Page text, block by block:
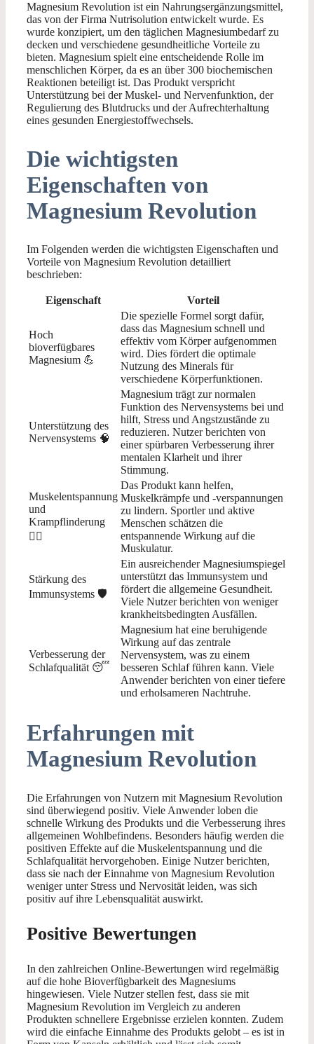
Magnesium Revolution ist ein Nahrungsergänzungsmittel,
das von der Firma Nutrisolution entwickelt wurde. Es
wurde konzipiert, um den täglichen Magnesiumbedarf zu
decken und verschiedene gesundheitliche Vorteile zu
bieten. Magnesium spielt eine entscheidende Rolle im
menschlichen Körper, da es an über 300 biochemischen
Reaktionen beteiligt ist. Das Produkt verspricht
Unterstützung bei der Muskel- und Nervenfunktion, der
Regulierung des Blutdrucks und der Aufrechterhaltung
eines gesunden Energiestoffwechsels.
Die wichtigsten
Eigenschaften von
Magnesium Revolution
Im Folgenden werden die wichtigsten Eigenschaften und
Vorteile von Magnesium Revolution detailliert
beschrieben:
Eigenschaft Vorteil
Hoch
bioverfügbares
Magnesium 💪
Die spezielle Formel sorgt dafür,
dass das Magnesium schnell und
effektiv vom Körper aufgenommen
wird. Dies fördert die optimale
Nutzung des Minerals für
verschiedene Körperfunktionen.
Unterstützung des
Nervensystems 🧠
Magnesium trägt zur normalen
Funktion des Nervensystems bei und
hilft, Stress und Angstzustände zu
reduzieren. Nutzer berichten von
einer spürbaren Verbesserung ihrer
mentalen Klarheit und ihrer
Stimmung.
Muskelentspannung
und
Krampflinderung
💆‍♂️
Das Produkt kann helfen,
Muskelkrämpfe und -verspannungen
zu lindern. Sportler und aktive
Menschen schätzen die
entspannende Wirkung auf die
Muskulatur.
Stärkung des
Immunsystems 🛡️
Ein ausreichender Magnesiumspiegel
unterstützt das Immunsystem und
fördert die allgemeine Gesundheit.
Viele Nutzer berichten von weniger
krankheitsbedingten Ausfällen.
Verbesserung der
Schlafqualität 😴
Magnesium hat eine beruhigende
Wirkung auf das zentrale
Nervensystem, was zu einem
besseren Schlaf führen kann. Viele
Anwender berichten von einer tiefere
und erholsameren Nachtruhe.
Erfahrungen mit
Magnesium Revolution
Die Erfahrungen von Nutzern mit Magnesium Revolution
sind überwiegend positiv. Viele Anwender loben die
schnelle Wirkung des Produkts und die Verbesserung ihres
allgemeinen Wohlbefindens. Besonders häufig werden die
positiven Effekte auf die Muskelentspannung und die
Schlafqualität hervorgehoben. Einige Nutzer berichten,
dass sie nach der Einnahme von Magnesium Revolution
weniger unter Stress und Nervosität leiden, was sich
positiv auf ihre Lebensqualität auswirkt.
Positive Bewertungen
In den zahlreichen Online-Bewertungen wird regelmäßig
auf die hohe Bioverfügbarkeit des Magnesiums
hingewiesen. Viele Nutzer stellen fest, dass sie mit
Magnesium Revolution im Vergleich zu anderen
Produkten schnellere Ergebnisse erzielen konnten. Zudem
wird die einfache Einnahme des Produkts gelobt – es ist in